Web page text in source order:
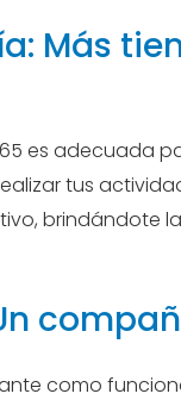
Más
es adecuada
tus
brindándote
como